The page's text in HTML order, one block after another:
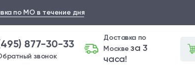
по МО в течение дня
877-30-33
звонок
Доставка по
Москвеза 3
часа!